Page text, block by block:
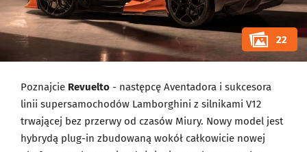
22
Poznajcie Revuelto - następcę Aventadora i sukcesora
linii supersamochodów Lamborghini z silnikami V12
trwającej bez przerwy od czasów Miury. Nowy model jest
hybrydą plug-in zbudowaną wokół całkowicie nowej